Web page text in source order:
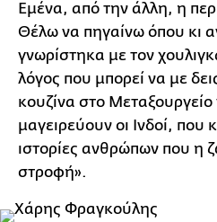
Εμένα, από την άλλη, η
Θέλω να πηγαίνω όπου κι
γνωρίστηκα με τον
λόγος που μπορεί να με
κουζίνα στο
μαγειρεύουν οι Ινδοί, που
ιστορίες ανθρώπων που η
στροφή».